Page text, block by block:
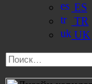
ES
TR
UK
Найти: